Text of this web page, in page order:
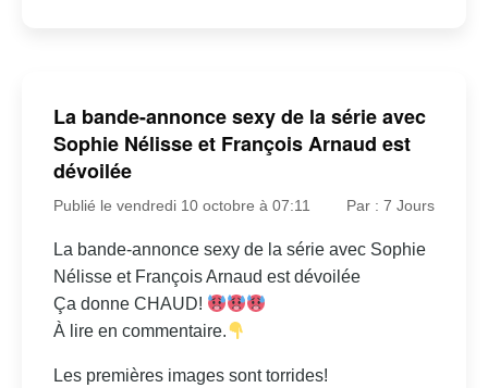
La bande-annonce sexy de la série avec
Sophie Nélisse et François Arnaud est
dévoilée
Publié le vendredi 10 octobre à 07:11 Par : 7 Jours
La bande-annonce sexy de la série avec Sophie
Nélisse et François Arnaud est dévoilée
Ça donne CHAUD!
À lire en commentaire.
Les premières images sont torrides!